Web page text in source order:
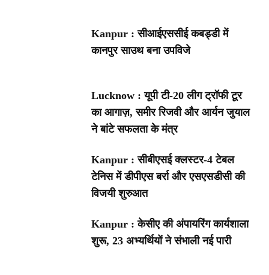
Kanpur : सीआईएससीई कबड्डी में
कानपुर साउथ बना उपविजे
Lucknow : यूपी टी-20 लीग ट्रॉफी टूर
का आगाज़, समीर रिजवी और आर्यन जुयाल
ने बांटे सफलता के मंत्र
Kanpur : सीबीएसई क्लस्टर-4 टेबल
टेनिस में डीपीएस बर्रा और एसएसडीसी की
विजयी शुरुआत
Kanpur : केसीए की अंपायरिंग कार्यशाला
शुरू, 23 अभ्यर्थियों ने संभाली नई पारी